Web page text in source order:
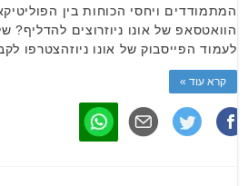
המתמודדים ויחסי הכוחות בין
הוואטסאפ של אונו ניוזרוצים
לעמוד הפייסבוק של אונו ניוזהצטרפו
קרא עוד »